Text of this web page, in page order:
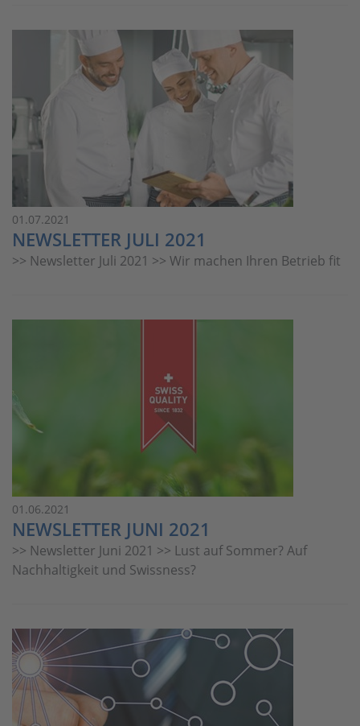
01.07.2021
NEWSLETTER JULI 2021
>> Newsletter Juli 2021 >> Wir machen Ihren Betrieb fit
01.06.2021
NEWSLETTER JUNI 2021
>> Newsletter Juni 2021 >> Lust auf Sommer? Auf
Nachhaltigkeit und Swissness?